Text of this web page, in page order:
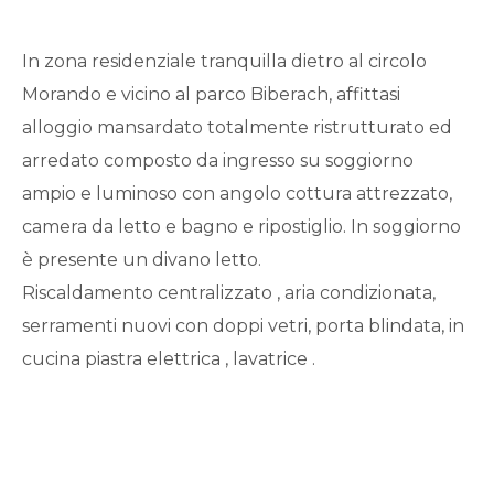
In zona residenziale tranquilla dietro al circolo
Morando e vicino al parco Biberach, affittasi
alloggio mansardato totalmente ristrutturato ed
arredato composto da ingresso su soggiorno
ampio e luminoso con angolo cottura attrezzato,
camera da letto e bagno e ripostiglio. In soggiorno
è presente un divano letto.
Riscaldamento centralizzato , aria condizionata,
serramenti nuovi con doppi vetri, porta blindata, in
cucina piastra elettrica , lavatrice .
1
2
3
5